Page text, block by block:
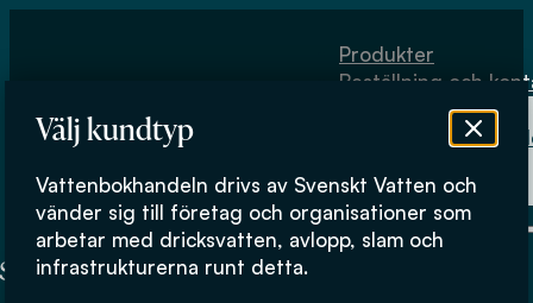
Välj kundtyp
Vattenbokhandeln drivs av Svenskt Vatten och
vänder sig till företag och organisationer som
arbetar med dricksvatten, avlopp, slam och
infrastrukturerna runt detta.
Produkter
Beställning och
Fysiskt lager
VA SYD; Marinette Hagman